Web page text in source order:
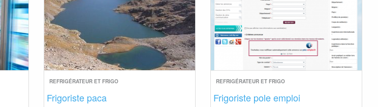
REFRIGÉRATEUR ET FRIGO
Frigoriste paca
REFRIGÉRATEUR ET FRIGO
Frigoriste pole emploi